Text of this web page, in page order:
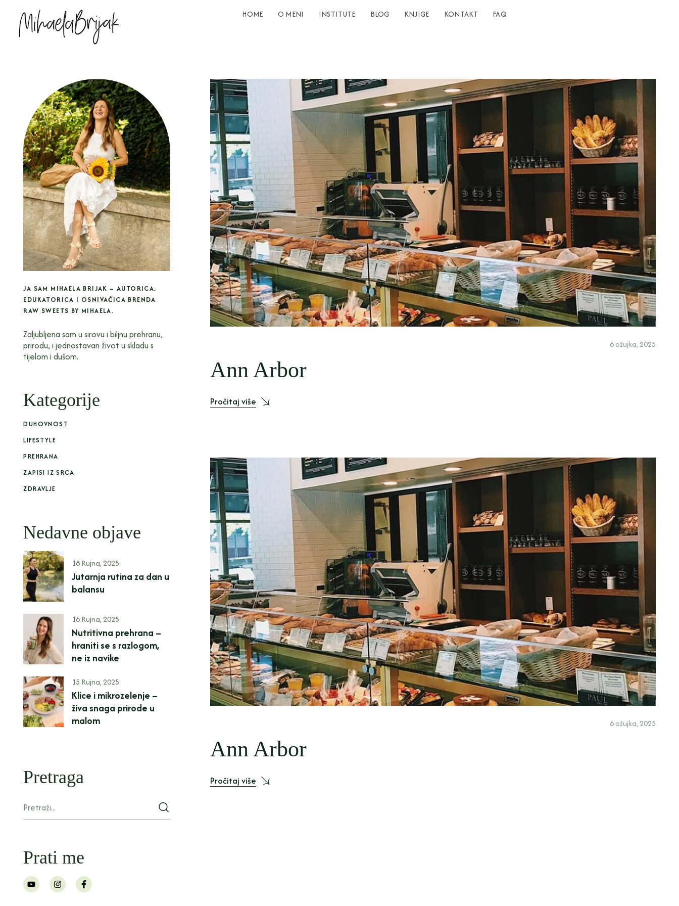
HOME O MENI INSTITUTE BLOG KNJIGE KONTAKT FAQ
JA SAM MIHAELA BRIJAK – AUTORICA,
EDUKATORICA I OSNIVAČICA BRENDA
RAW SWEETS BY MIHAELA.
Zaljubljena sam u sirovu i biljnu prehranu,
prirodu, i jednostavan život u skladu s
tijelom i dušom.
Kategorije
DUHOVNOST
LIFESTYLE
PREHRANA
ZAPISI IZ SRCA
ZDRAVLJE
Nedavne objave
18 Rujna, 2025
Jutarnja rutina za dan u
balansu
16 Rujna, 2025
Nutritivna prehrana –
hraniti se s razlogom,
ne iz navike
15 Rujna, 2025
Klice i mikrozelenje –
živa snaga prirode u
malom
Pretraga
Prati me
6 ožujka, 2025
Ann Arbor
Pročitaj više
6 ožujka, 2025
Ann Arbor
Pročitaj više